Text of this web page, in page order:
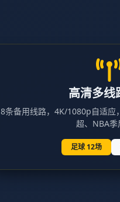
高清多线
8条备用线路，4K/1080p自适应
超、NBA季
足球 12场